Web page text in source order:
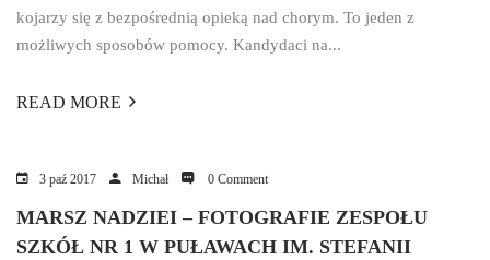
kojarzy się z bezpośrednią opieką nad chorym. To jeden z
możliwych sposobów pomocy. Kandydaci na...
READ MORE
3 paź 2017 Michał 0 Comment
MARSZ NADZIEI – FOTOGRAFIE ZESPOŁU
SZKÓŁ NR 1 W PUŁAWACH IM. STEFANII